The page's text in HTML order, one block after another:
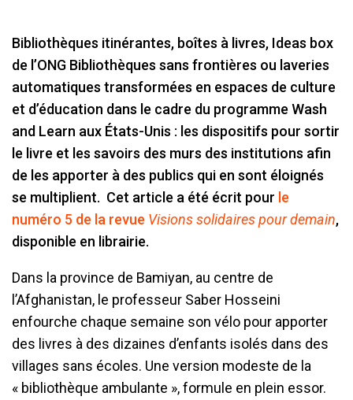
Bibliothèques itinérantes, boîtes à livres, Ideas box
de l’ONG Bibliothèques sans frontières ou laveries
automatiques transformées en espaces de culture
et d’éducation dans le cadre du programme Wash
and Learn aux États-Unis : les dispositifs pour sortir
le livre et les savoirs des murs des institutions afin
de les apporter à des publics qui en sont éloignés
se multiplient. Cet article a été écrit pour le
numéro 5 de la revue Visions solidaires pour demain,
disponible en librairie.
Dans la province de Bamiyan, au centre de
l’Afghanistan, le professeur Saber Hosseini
enfourche chaque semaine son vélo pour apporter
des livres à des dizaines d’enfants isolés dans des
villages sans écoles. Une version modeste de la
« bibliothèque ambulante », formule en plein essor.